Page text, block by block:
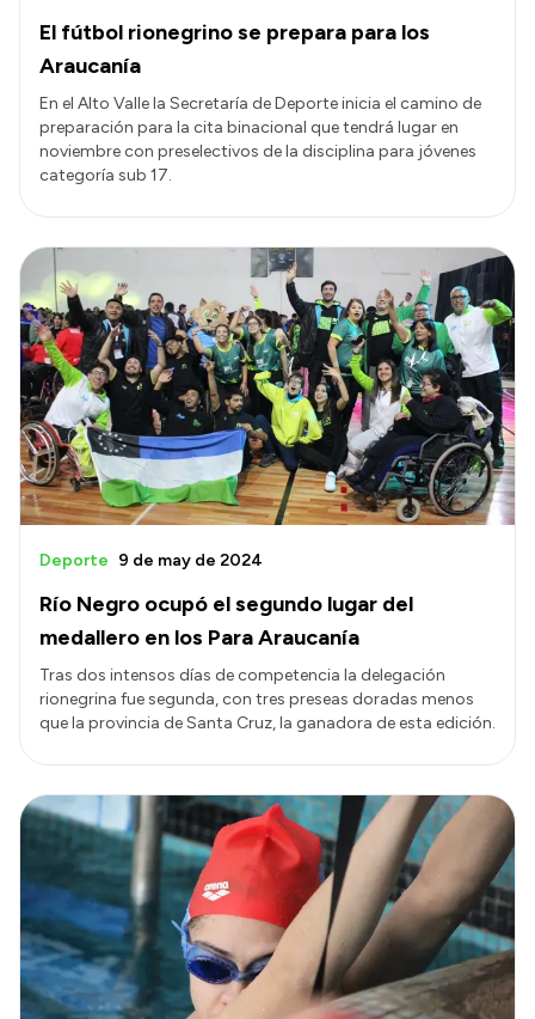
Consulta de pago a proveedores
Convocatorias
Intranet
Login
El fútbol rionegrino se prepara para los
Araucanía
En el Alto Valle la Secretaría de Deporte inicia el camino de
preparación para la cita binacional que tendrá lugar en
noviembre con preselectivos de la disciplina para jóvenes
categoría sub 17.
Río Negro ocupó el segundo lugar del
medallero en los Para Araucanía
Deporte 9 de may de 2024
Tras dos intensos días de competencia la delegación
rionegrina fue segunda, con tres preseas doradas menos
que la provincia de Santa Cruz, la ganadora de esta edición.